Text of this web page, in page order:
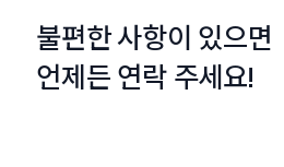
불편한 사항이 있으면
언제든 연락 주세요!